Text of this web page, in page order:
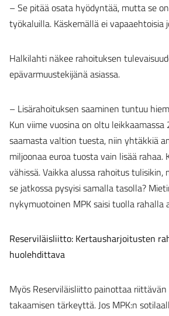
– Se pitää osata hyödyntää, mutta se
työkaluilla. Käskemällä ei vapaaehtoisia
Halkilahti näkee rahoituksen
epävarmuustekijänä asiassa.
– Lisärahoituksen saaminen tuntuu
Kun viime vuosina on oltu leikkaamassa
saamasta valtion tuesta, niin yhtäkkiä
miljoonaa euroa tuosta vain lisää rahaa.
vähissä. Vaikka alussa rahoitus
se jatkossa pysyisi samalla tasolla?
nykymuotoinen MPK saisi tuolla rahalla
Reserviläisliitto: Kertausharjoitusten
huolehdittava
Myös Reserviläisliitto painottaa
takaamisen tärkeyttä. Jos MPK:n